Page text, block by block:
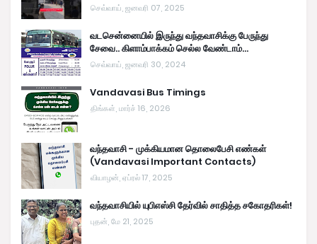
செவ்வாய், ஜனவரி 07, 2025
வடசென்னையில் இருந்து வந்தவாசிக்கு பேருந்து
சேவை.. கிளாம்பாக்கம் செல்ல வேண்டாம்...
செவ்வாய், ஜனவரி 30, 2024
Vandavasi Bus Timings
திங்கள், மார்ச் 16, 2026
வந்தவாசி - முக்கியமான தொலைபேசி எண்கள்
(Vandavasi Important Contacts)
வியாழன், ஏப்ரல் 17, 2025
வந்தவாசியில் யுபிஎஸ்சி தேர்வில் சாதித்த சகோதரிகள்!
புதன், மே 21, 2025